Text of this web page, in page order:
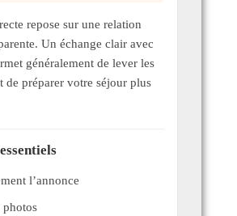
repose sur une relation
Un échange clair avec
généralement de lever les
de préparer votre séjour plus
l’annonce
photos